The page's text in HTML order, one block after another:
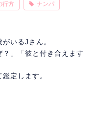
行方 ナンパ
いるJさん。
？」「彼と付き合えます
定します。